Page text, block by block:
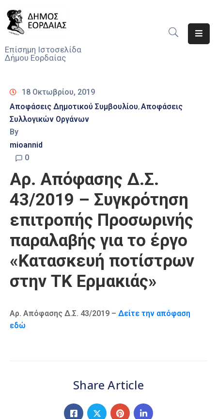
Επίσημη Ιστοσελίδα
Δήμου Εορδαίας
Νέα
Υπηρεσίες
Του
Δήμου
Αποφάσεις
Τηλέφωνα
18 Οκτωβρίου, 2019
Αποφάσεις Δημοτικού Συμβουλίου‚Αποφάσεις
Συλλογικών Οργάνων
By
mioannid
0
Αρ. Απόφασης Δ.Σ.
43/2019 – Συγκρότηση
επιτροπής Προσωρινής
παραλαβής για το έργο
«Κατασκευή ποτίστρων
στην ΤΚ Ερμακιάς»
Αρ. Απόφασης Δ.Σ. 43/2019 – Δείτε την απόφαση
εδώ
Share Article